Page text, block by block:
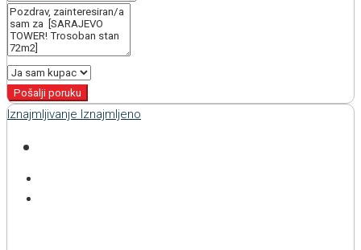
Pošalji poruku
Iznajmljivanje Iznajmljeno